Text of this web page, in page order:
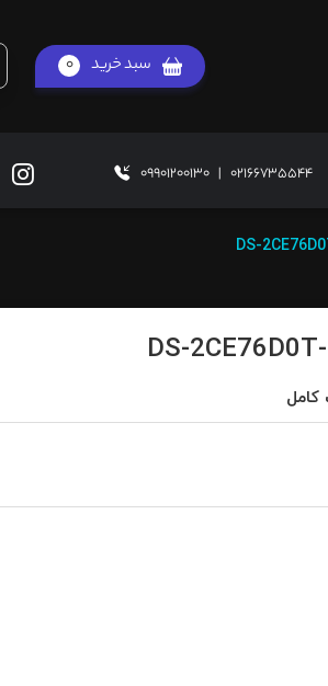
سبد خرید 0
02166735544
|
09901200130